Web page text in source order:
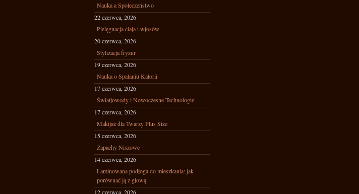
Nauka a Społeczeństwo
22 czerwca, 2026
Pielęgnacja ciała i włosów
20 czerwca, 2026
Stylizacja fryzur
19 czerwca, 2026
Nauka o Spalaniu Kalorii
17 czerwca, 2026
Światłowody i Nowoczesne Technologie
17 czerwca, 2026
Makijaż dla Twarzy Plus Size
15 czerwca, 2026
Zapachy Niszowe
14 czerwca, 2026
Laminowana podłoga do mieszkania: jak
porównać ją z głową
12 czerwca, 2026